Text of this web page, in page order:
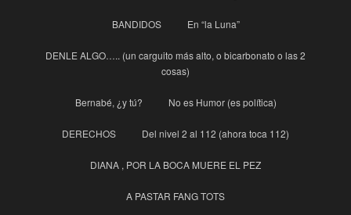
BANDIDOS En “la Luna”
DENLE ALGO….. (un carguito más alto, o bicarbonato o las 2
cosas)
Bernabé, ¿y tú? No es Humor (es política)
DERECHOS Del nivel 2 al 112 (ahora toca 112)
DIANA , POR LA BOCA MUERE EL PEZ
A PASTAR FANG TOTS